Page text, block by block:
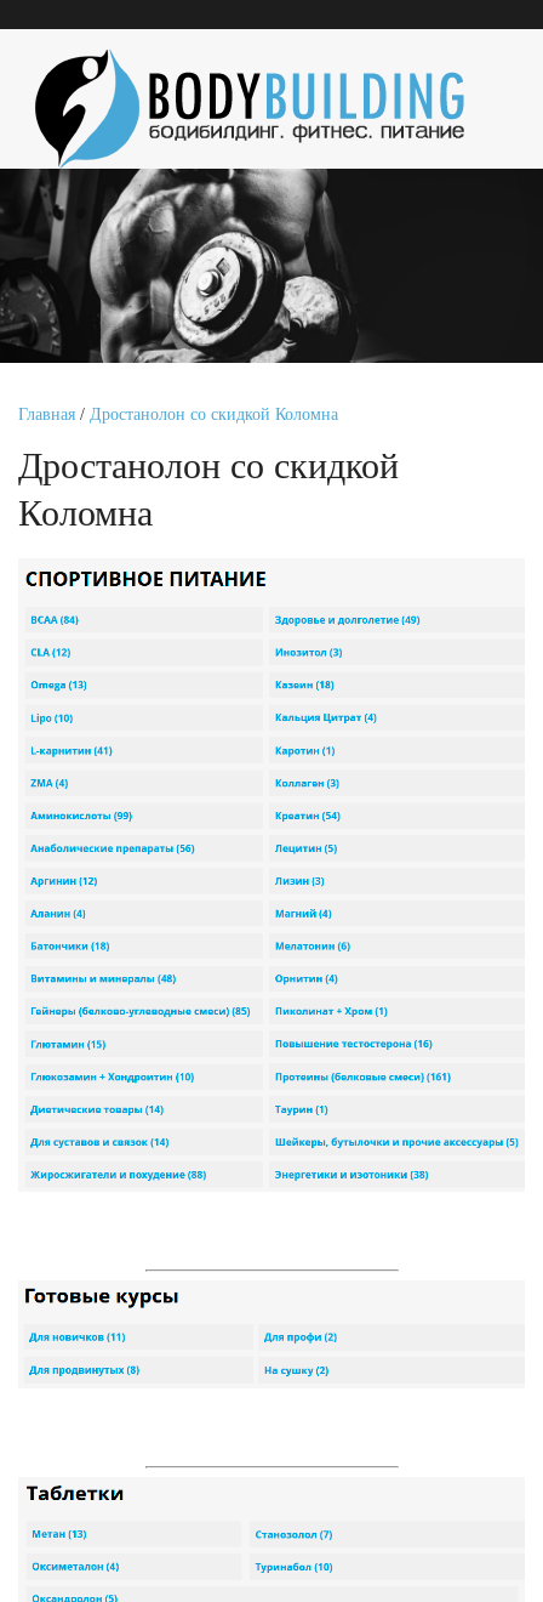
Главная / Дростанолон со скидкой Коломна
Дростанолон со скидкой
Коломна